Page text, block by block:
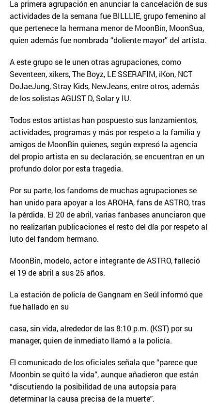
La primera agrupación en anunciar la cancelación de sus
actividades de la semana fue BILLLIE, grupo femenino al
que pertenece la hermana menor de MoonBin, MoonSua,
quien además fue nombrada “doliente mayor” del artista.
A este grupo se le unen otras agrupaciones, como
Seventeen, xikers, The Boyz, LE SSERAFIM, iKon, NCT
DoJaeJung, Stray Kids, NewJeans, entre otros, además
de los solistas AGUST D, Solar y IU.
Todos estos artistas han pospuesto sus lanzamientos,
actividades, programas y más por respeto a la familia y
amigos de MoonBin quienes, según expresó la agencia
del propio artista en su declaración, se encuentran en un
profundo dolor por esta tragedia.
Por su parte, los fandoms de muchas agrupaciones se
han unido para apoyar a los AROHA, fans de ASTRO, tras
la pérdida. El 20 de abril, varias fanbases anunciaron que
no realizarían publicaciones el resto del día por respeto al
luto del fandom hermano.
MoonBin, modelo, actor e integrante de ASTRO, falleció
el 19 de abril a sus 25 años.
La estación de policía de Gangnam en Seúl informó que
fue hallado en su
casa, sin vida, alrededor de las 8:10 p.m. (KST) por su
manager, quien de inmediato llamó a la policía.
El comunicado de los oficiales señala que “parece que
Moonbin se quitó la vida”, aunque añadieron que están
“discutiendo la posibilidad de una autopsia para
determinar la causa precisa de la muerte".